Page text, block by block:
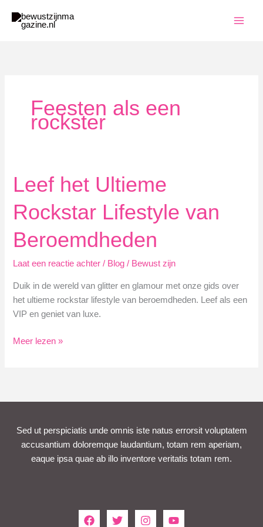
naar
Feesten als een
rockster
Leef het Ultieme
Rockstar Lifestyle van
Beroemdheden
Laat een reactie achter / Blog / Bewust zijn
Duik in de wereld van glitter en glamour met onze gids over
het ultieme rockstar lifestyle van beroemdheden. Leef als een
VIP en geniet van luxe.
Leef
Beroemdheden
Meer lezen »
Sed ut perspiciatis unde omnis iste natus errorsit voluptatem
accusantium doloremque laudantium, totam rem aperiam,
eaque ipsa quae ab illo inventore veritatis totam rem.